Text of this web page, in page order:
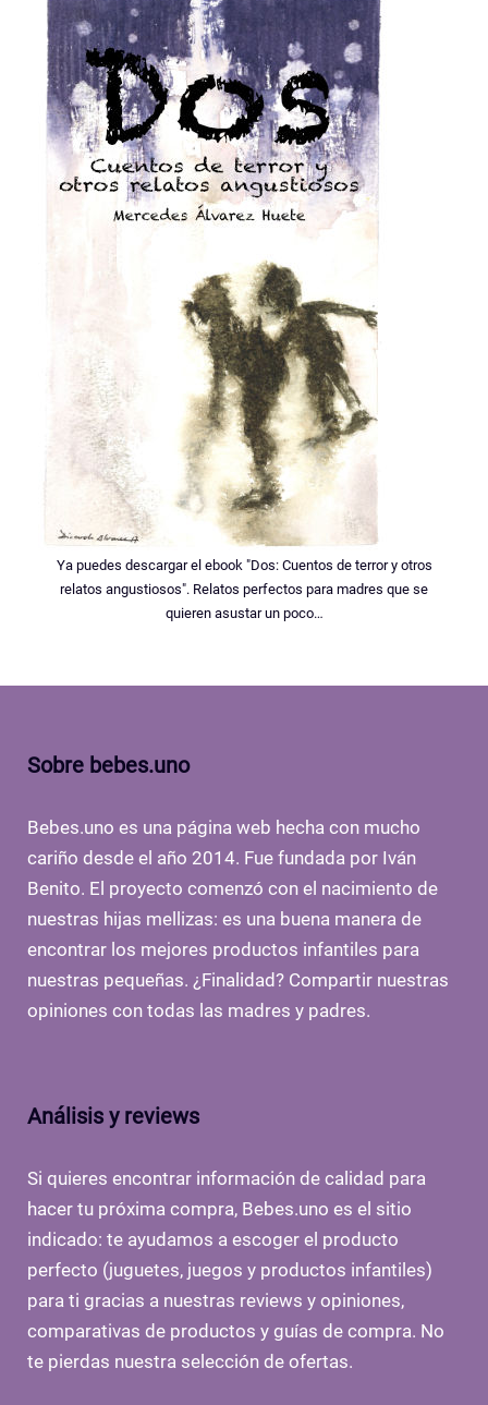
Ya puedes descargar el ebook "Dos: Cuentos de terror y otros
relatos angustiosos". Relatos perfectos para madres que se
quieren asustar un poco…
Sobre bebes.uno
Bebes.uno es una página web hecha con mucho
cariño desde el año 2014. Fue fundada por Iván
Benito. El proyecto comenzó con el nacimiento de
nuestras hijas mellizas: es una buena manera de
encontrar los mejores productos infantiles para
nuestras pequeñas. ¿Finalidad? Compartir nuestras
opiniones con todas las madres y padres.
Análisis y reviews
Si quieres encontrar información de calidad para
hacer tu próxima compra, Bebes.uno es el sitio
indicado: te ayudamos a escoger el producto
perfecto (juguetes, juegos y productos infantiles)
para ti gracias a nuestras reviews y opiniones,
comparativas de productos y guías de compra. No
te pierdas nuestra selección de ofertas.